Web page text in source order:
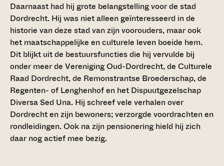
Daarnaast had hij grote belangstelling voor de stad
Dordrecht. Hij was niet alleen geïnteresseerd in de
historie van deze stad van zijn voorouders, maar ook
het maatschappelijke en culturele leven boeide hem.
Dit blijkt uit de bestuursfuncties die hij vervulde bij
onder meer de Vereniging Oud-Dordrecht, de Culturele
Raad Dordrecht, de Remonstrantse Broederschap, de
Regenten- of Lenghenhof en het Dispuutgezelschap
Diversa Sed Una. Hij schreef vele verhalen over
Dordrecht en zijn bewoners; verzorgde voordrachten en
rondleidingen. Ook na zijn pensionering hield hij zich
daar nog actief mee bezig.